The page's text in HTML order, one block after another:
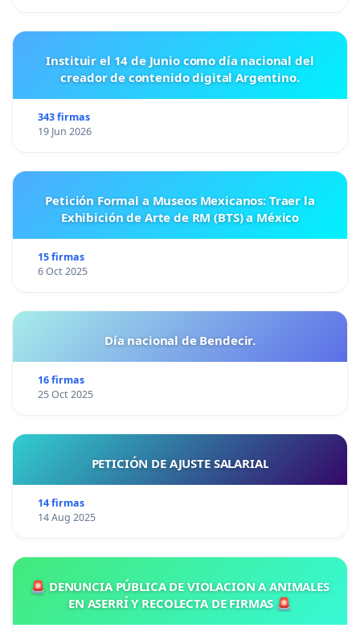
Instituir el 14 de Junio como día nacional del
creador de contenido digital Argentino.
343 firmas
19 Jun 2026
Petición Formal a Museos Mexicanos: Traer la
Exhibición de Arte de RM (BTS) a México
15 firmas
6 Oct 2025
Día nacional de Bendecir.
16 firmas
25 Oct 2025
PETICIÓN DE AJUSTE SALARIAL
14 firmas
14 Aug 2025
🚨 DENUNCIA PÚBLICA DE VIOLACION A ANIMALES
EN ASERRÍ Y RECOLECTA DE FIRMAS 🚨